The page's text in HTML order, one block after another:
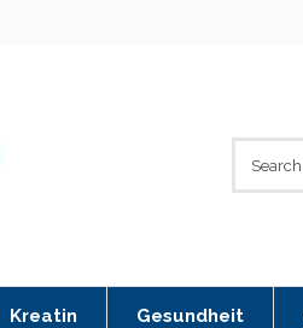
Kreatin Gesundheit